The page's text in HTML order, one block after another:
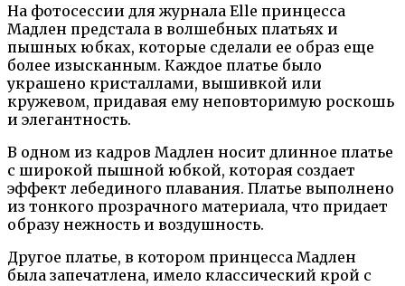
На фотосессии для журнала Elle принцесса
Мадлен предстала в волшебных платьях и
пышных юбках, которые сделали ее образ еще
более изысканным. Каждое платье было
украшено кристаллами, вышивкой или
кружевом, придавая ему неповторимую роскошь
и элегантность.
В одном из кадров Мадлен носит длинное платье
с широкой пышной юбкой, которая создает
эффект лебединого плавания. Платье выполнено
из тонкого прозрачного материала, что придает
образу нежность и воздушность.
Другое платье, в котором принцесса Мадлен
была запечатлена, имело классический крой с